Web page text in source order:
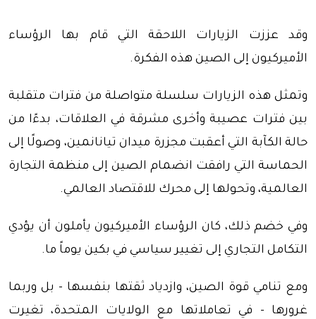
وقد عززت الزيارات اللاحقة التي قام بها الرؤساء
الأميركيون إلى الصين هذه الفكرة.
وتمثل هذه الزيارات سلسلة متواصلة من فترات متقلبة
بين فترات عصيبة وأخرى مشرقة في العلاقات، بدءًا من
حالة الكآبة التي أعقبت مجزرة ميدان تيانانمين، وصولًا إلى
الحماسة التي رافقت انضمام الصين إلى منظمة التجارة
العالمية، وتحولها إلى محرك للاقتصاد العالمي.
وفي خضم ذلك، كان الرؤساء الأميركيون يأملون أن يؤدي
التكامل التجاري إلى تغيير سياسي في بكين يوماً ما.
ومع تنامي قوة الصين، وازدياد ثقتها بنفسها - بل وربما
غرورها - في تعاملاتها مع الولايات المتحدة، تغيرت